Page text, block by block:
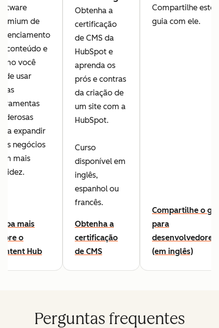
de
conteúdo e
você
usar
expandir
negócios
mais
mais
o
Hub
Obtenha a
certificação
de CMS da
HubSpot e
aprenda os
prós e contras
da criação de
um site com a
HubSpot.
Curso
disponível em
inglês,
espanhol ou
francês.
Obtenha a
certificação
de CMS
Compartilhe este
guia com ele.
Compartilhe o
para
desenvolvedores
(em inglês)
Perguntas frequentes